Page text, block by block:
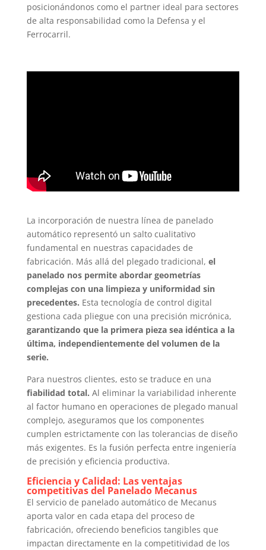
posicionándonos como el partner ideal para sectores
de alta responsabilidad como la Defensa y el
Ferrocarril.
La incorporación de nuestra línea de panelado
automático representó un salto cualitativo
fundamental en nuestras capacidades de
fabricación. Más allá del plegado tradicional, el
panelado nos permite abordar geometrías
complejas con una limpieza y uniformidad sin
precedentes. Esta tecnología de control digital
gestiona cada pliegue con una precisión micrónica,
garantizando que la primera pieza sea idéntica a la
última, independientemente del volumen de la
serie.
Para nuestros clientes, esto se traduce en una
fiabilidad total. Al eliminar la variabilidad inherente
al factor humano en operaciones de plegado manual
complejo, aseguramos que los componentes
cumplen estrictamente con las tolerancias de diseño
más exigentes. Es la fusión perfecta entre ingeniería
de precisión y eficiencia productiva.
Eficiencia y Calidad: Las ventajas
competitivas del Panelado Mecanus
El servicio de panelado automático de Mecanus
aporta valor en cada etapa del proceso de
fabricación, ofreciendo beneficios tangibles que
impactan directamente en la competitividad de los